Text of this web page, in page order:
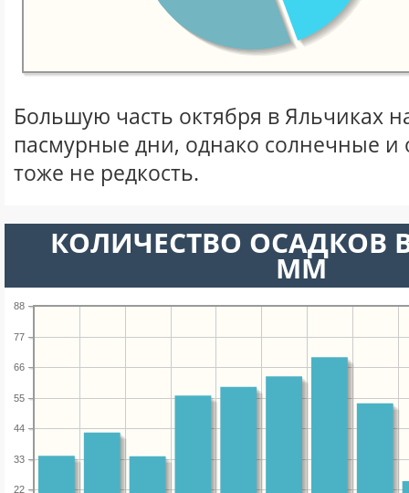
Большую часть октября в Яльчиках
пасмурные дни, однако солнечные
тоже не редкость.
КОЛИЧЕСТВО ОСАДКОВ
ММ
22
33
44
55
66
77
88